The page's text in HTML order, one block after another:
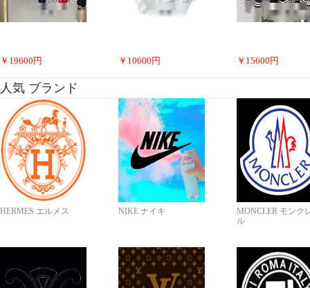
￥ 19600 円 ￥ 10600 円 ￥ 15600 円
人気 ブランド
HERMES エルメス NIKE ナイキ
MONCLER モンク
ル